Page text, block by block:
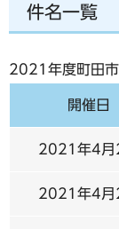
件名一覧
2021年度町田
開催日
2021年4月
2021年4月